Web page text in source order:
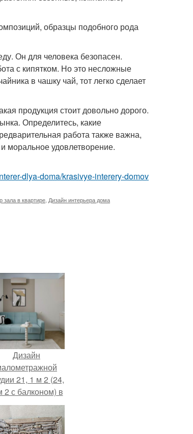
образцы подобного рода
Он для человека безопасен.
с кипятком. Но это несложные
в чашку чай, тот легко сделает
продукция стоит довольно дорого.
Определитесь, какие
работа также важна,
и моральное удовлетворение.
dlya-doma/krasivye-interery-domov
зала в квартире Дизайн интерьера дома
Дизайн
21, 1 м 2 (24,
2 с балконом) в
Краснодаре.